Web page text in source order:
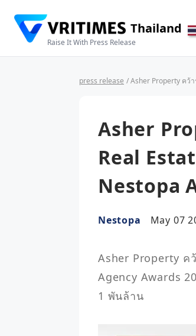
Thailand
Raise It With Press Release
press release
Asher
Real
Nestopa
Nestopa May 07
Asher Property ค
Agency Awards
1 พันล้าน